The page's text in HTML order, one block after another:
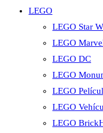
LEGO
LEGO Star
LEGO
LEGO DC
LEGO
LEGO
LEGO
LEGO